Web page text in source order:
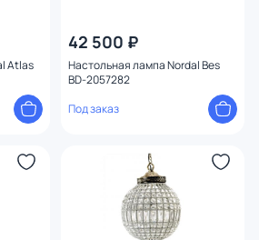
Atlas
42 500 ₽
Настольная лампа Nordal Bes
BD-2057282
Под заказ